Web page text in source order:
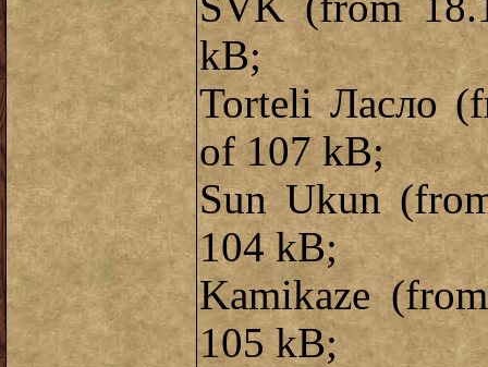
kB;
Torteli Ласло
of 107 kB;
Sun Ukun
104 kB;
Kamikaze
105 kB;